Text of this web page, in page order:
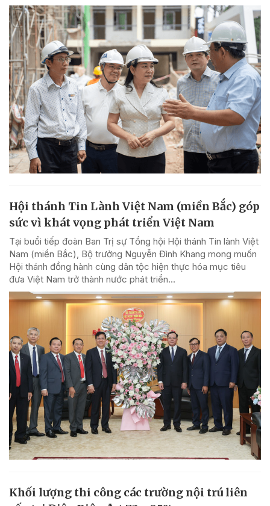
Hội thánh Tin Lành Việt Nam (miền Bắc) góp
sức vì khát vọng phát triển Việt Nam
Tại buổi tiếp đoàn Ban Trị sự Tổng hội Hội thánh Tin lành Việt
Nam (miền Bắc), Bộ trưởng Nguyễn Đình Khang mong muốn
Hội thánh đồng hành cùng dân tộc hiện thực hóa mục tiêu
đưa Việt Nam trở thành nước phát triển...
Khối lượng thi công các trường nội trú liên